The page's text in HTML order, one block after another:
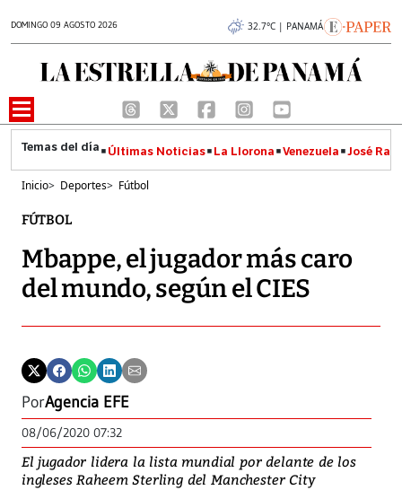
DOMINGO 09 AGOSTO 2026 32.7°C | PANAMÁ
Últimas Noticias La Llorona Venezuela José
Inicio> Deportes> Fútbol
FÚTBOL
Mbappe, el jugador más caro
del mundo, según el CIES
PorAgencia EFE
08/06/2020 07:32
El jugador lidera la lista mundial por delante de los
ingleses Raheem Sterling del Manchester City